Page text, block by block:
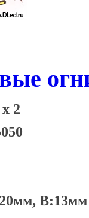
2
В:13мм